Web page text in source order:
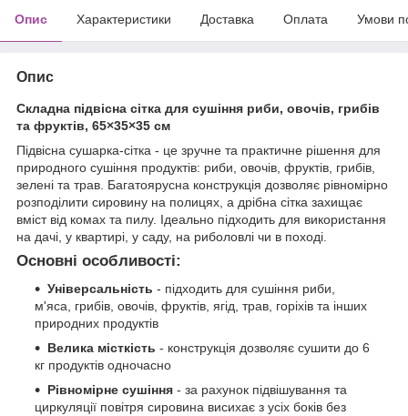
Опис Характеристики Доставка Оплата Умови
Опис
Складна підвісна сітка для сушіння риби, овочів, грибів
та фруктів, 65×35×35 см
Підвісна сушарка-сітка - це зручне та практичне рішення для
природного сушіння продуктів: риби, овочів, фруктів, грибів,
зелені та трав. Багатоярусна конструкція дозволяє рівномірно
розподілити сировину на полицях, а дрібна сітка захищає
вміст від комах та пилу. Ідеально підходить для використання
на дачі, у квартирі, у саду, на риболовлі чи в поході.
Основні особливості:
Універсальність - підходить для сушіння риби,
м'яса, грибів, овочів, фруктів, ягід, трав, горіхів та інших
природних продуктів
Велика місткість - конструкція дозволяє сушити до 6
кг продуктів одночасно
Рівномірне сушіння - за рахунок підвішування та
циркуляції повітря сировина висихає з усіх боків без